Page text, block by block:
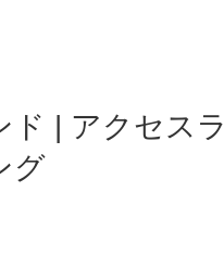
ド | アクセスラ
グ